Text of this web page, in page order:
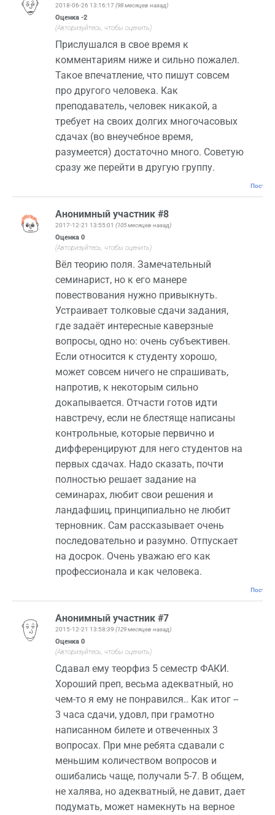
2018-06-26 13:16:17 (98 месяцев назад)
Оценка -2
(Авторизуйтесь, чтобы оценить)
Прислушался в свое время к
комментариям ниже и сильно пожалел.
Такое впечатление, что пишут совсем
про другого человека. Как
преподаватель, человек никакой, а
требует на своих долгих многочасовых
сдачах (во внеучебное время,
разумеется) достаточно много. Советую
сразу же перейти в другую группу.
Анонимный участник #8
2017-12-21 13:55:01 (105 месяцев назад)
Оценка 0
(Авторизуйтесь, чтобы оценить)
Вёл теорию поля. Замечательный
семинарист, но к его манере
повествования нужно привыкнуть.
Устраивает толковые сдачи задания,
где задаёт интересные каверзные
вопросы, одно но: очень субъективен.
Если относится к студенту хорошо,
может совсем ничего не спрашивать,
напротив, к некоторым сильно
докапывается. Отчасти готов идти
навстречу, если не блестяще написаны
контрольные, которые первично и
дифференцируют для него студентов на
первых сдачах. Надо сказать, почти
полностью решает задание на
семинарах, любит свои решения и
ландафшиц, принципиально не любит
терновник. Сам рассказывает очень
последовательно и разумно. Отпускает
на досрок. Очень уважаю его как
профессионала и как человека.
Анонимный участник #7
2015-12-21 13:58:39 (129 месяцев назад)
Оценка 0
(Авторизуйтесь, чтобы оценить)
Сдавал ему теорфиз 5 семестр ФАКИ.
Хороший преп, весьма адекватный, но
чем-то я ему не понравился.. Как итог --
3 часа сдачи, удовл, при грамотно
написанном билете и отвеченных 3
вопросах. При мне ребята сдавали с
меньшим количеством вопросов и
ошибались чаще, получали 5-7. В общем,
не халява, но адекватный, не давит, дает
подумать, может намекнуть на верное